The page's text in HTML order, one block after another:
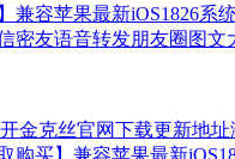
兼容苹果最新iOS1826系
密友语音转发朋友圈图文